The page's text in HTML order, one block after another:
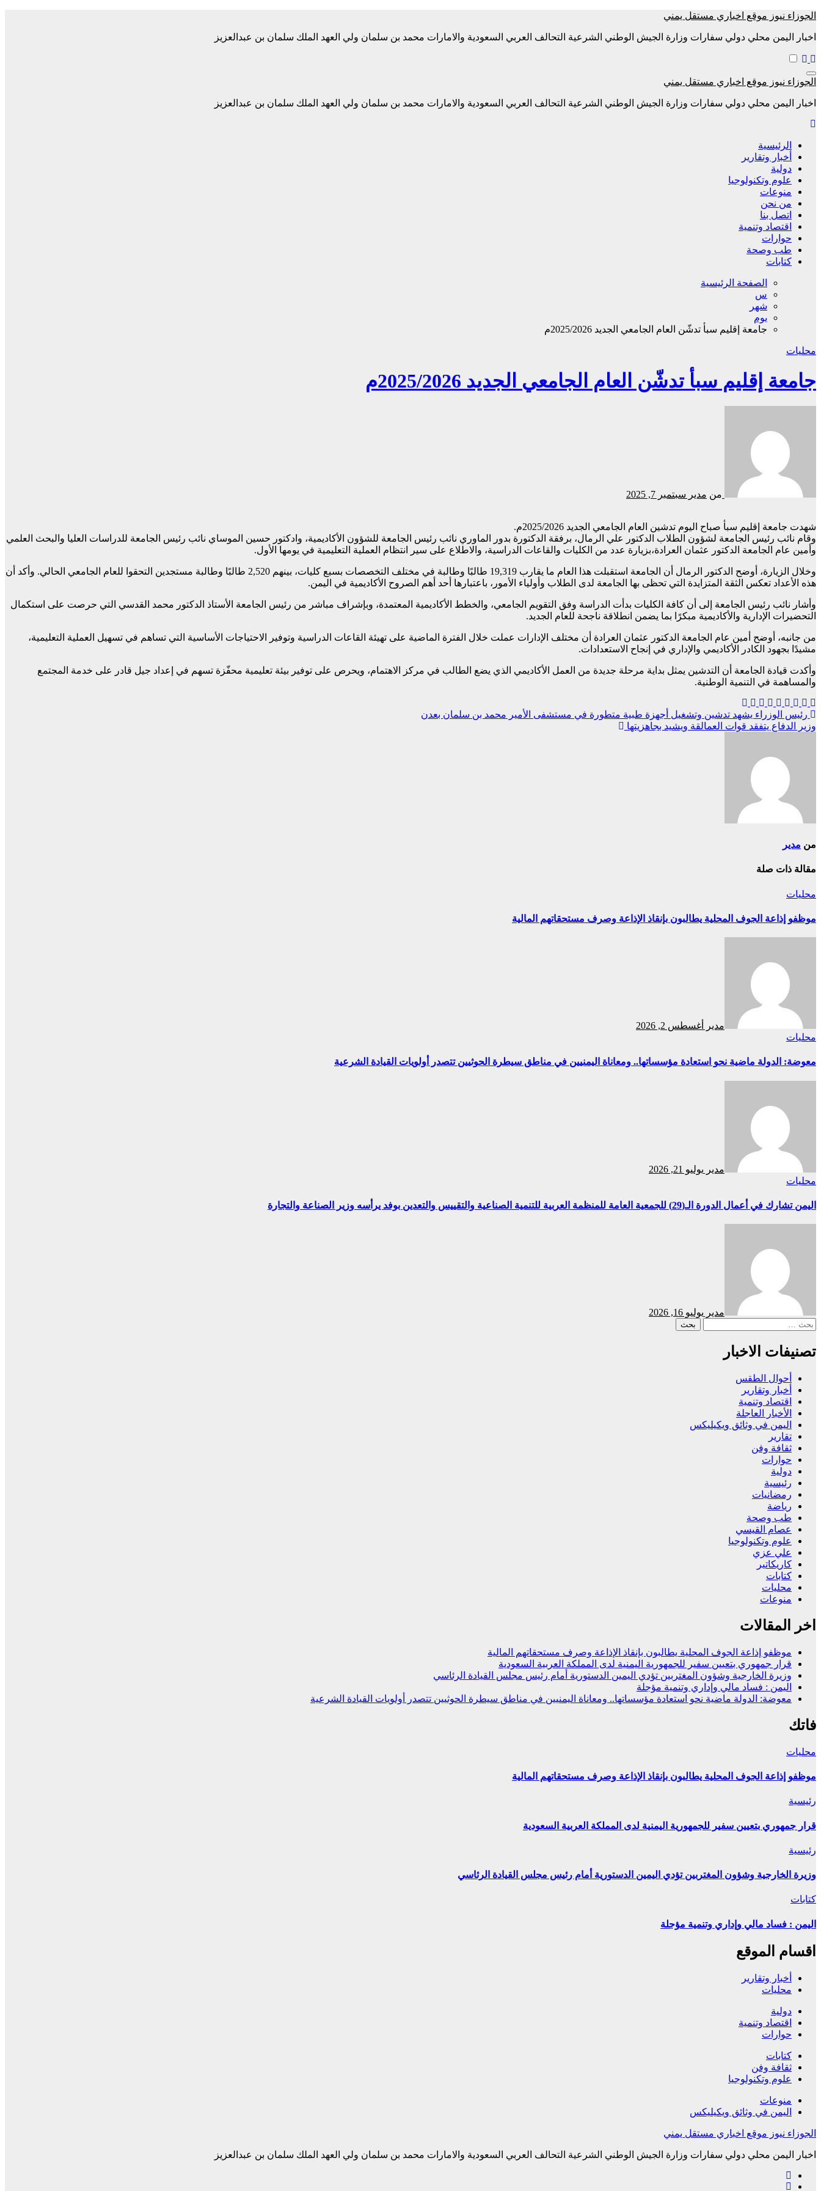
التجاوز
المحتوى
الجوزاء نيوز موقع اخباري مستقل يمني
اخبار اليمن محلي دولي سفارات وزارة الجيش الوطني الشرعية التحالف العربي السعودية والامارات محمد بن سلمان ولي العهد الملك سلمان بن عبدالعزيز
الجوزاء نيوز موقع اخباري مستقل يمني
اخبار اليمن محلي دولي سفارات وزارة الجيش الوطني الشرعية التحالف العربي السعودية والامارات محمد بن سلمان ولي العهد الملك سلمان بن عبدالعزيز
الرئيسية
أخبار وتقارير
دولية
علوم وتكنولوجيا
منوعات
من نحن
اتصل بنا
اقتصاد وتنمية
حوارات
طب وصحة
كتابات
الصفحة الرئيسية
س
شهر
يوم
جامعة إقليم سبأ تدشّن العام الجامعي الجديد 2025/2026م
محليات
جامعة إقليم سبأ تدشّن العام الجامعي الجديد 2025/2026م
من مدير سبتمبر 7, 2025
شهدت جامعة إقليم سبأ صباح اليوم تدشين العام الجامعي الجديد 2025/2026م.
وقام نائب رئيس الجامعة لشؤون الطلاب الدكتور علي الرمال، برفقة الدكتورة بدور الماوري نائب رئيس الجامعة للشؤون الأكاديمية، وادكتور حسين الموساي نائب رئيس الجامعة للدراسات العليا والبحث العلمي
وأمين عام الجامعة الدكتور عثمان العرادة،بزيارة عدد من الكليات والقاعات الدراسية، والاطلاع على سير انتظام العملية التعليمية في يومها الأول.
وخلال الزيارة، أوضح الدكتور الرمال أن الجامعة استقبلت هذا العام ما يقارب 19,319 طالبًا وطالبة في مختلف التخصصات بسبع كليات، بينهم 2,520 طالبًا وطالبة مستجدين التحقوا للعام الجامعي الحالي. وأكد أن
هذه الأعداد تعكس الثقة المتزايدة التي تحظى بها الجامعة لدى الطلاب وأولياء الأمور، باعتبارها أحد أهم الصروح الأكاديمية في اليمن.
وأشار نائب رئيس الجامعة إلى أن كافة الكليات بدأت الدراسة وفق التقويم الجامعي، والخطط الأكاديمية المعتمدة، وبإشراف مباشر من رئيس الجامعة الأستاذ الدكتور محمد القدسي التي حرصت على استكمال
التحضيرات الإدارية والأكاديمية مبكرًا بما يضمن انطلاقة ناجحة للعام الجديد.
من جانبه، أوضح أمين عام الجامعة الدكتور عثمان العرادة أن مختلف الإدارات عملت خلال الفترة الماضية على تهيئة القاعات الدراسية وتوفير الاحتياجات الأساسية التي تساهم في تسهيل العملية التعليمية،
مشيدًا بجهود الكادر الأكاديمي والإداري في إنجاح الاستعدادات.
وأكدت قيادة الجامعة أن التدشين يمثل بداية مرحلة جديدة من العمل الأكاديمي الذي يضع الطالب في مركز الاهتمام، ويحرص على توفير بيئة تعليمية محفّزة تسهم في إعداد جيل قادر على خدمة المجتمع
والمساهمة في التنمية الوطنية.
تصفّح
المقالات
رئيس الوزراء يشهد تدشين وتشغيل أجهزة طبية متطورة في مستشفى الأمير محمد بن سلمان بعدن
وزير الدفاع يتفقد قوات العمالقة ويشيد بجاهزيتها
من مدير
مقالة ذات صلة
محليات
موظفو إذاعة الجوف المحلية يطالبون بإنقاذ الإذاعة وصرف مستحقاتهم المالية
مدير
أغسطس 2, 2026
محليات
معوضة: الدولة ماضية نحو استعادة مؤسساتها.. ومعاناة اليمنيين في مناطق سيطرة الحوثيين تتصدر أولويات القيادة الشرعية
مدير يوليو 21, 2026
محليات
اليمن تشارك في أعمال الدورة الـ(29) للجمعية العامة للمنظمة العربية للتنمية الصناعية والتقييس والتعدين بوفد يرأسه وزير الصناعة والتجارة
مدير يوليو 16, 2026
البحث
تصنيفات الاخبار
أحوال الطقس
أخبار وتقارير
اقتصاد وتنمية
الأخبار العاجلة
اليمن في وثائق ويكيليكس
تقارير
ثقافة وفن
حوارات
دولية
رئيسية
رمضانيات
رياضة
طب وصحة
عصام القيسي
علوم وتكنولوجيا
علي عزي
كاريكاتير
كتابات
محليات
منوعات
اخر المقالات
موظفو إذاعة الجوف المحلية يطالبون بإنقاذ الإذاعة وصرف مستحقاتهم المالية
قرار جمهوري بتعيين سفير للجمهورية اليمنية لدى المملكة العربية السعودية
وزيرة الخارجية وشؤون المغتربين تؤدي اليمين الدستورية أمام رئيس مجلس القيادة الرئاسي
اليمن : فساد مالي وإداري وتنمية مؤجلة
معوضة: الدولة ماضية نحو استعادة مؤسساتها.. ومعاناة اليمنيين في مناطق سيطرة الحوثيين تتصدر أولويات القيادة الشرعية
فاتك
محليات
موظفو إذاعة الجوف المحلية يطالبون بإنقاذ الإذاعة وصرف مستحقاتهم المالية
رئيسية
قرار جمهوري بتعيين سفير للجمهورية اليمنية لدى المملكة العربية السعودية
رئيسية
وزيرة الخارجية وشؤون المغتربين تؤدي اليمين الدستورية أمام رئيس مجلس القيادة الرئاسي
كتابات
اليمن : فساد مالي وإداري وتنمية مؤجلة
اقسام الموقع
أخبار وتقارير
محليات
دولية
اقتصاد وتنمية
حوارات
كتابات
ثقافة وفن
علوم وتكنولوجيا
منوعات
اليمن في وثائق ويكيليكس
الجوزاء نيوز موقع اخباري مستقل يمني
اخبار اليمن محلي دولي سفارات وزارة الجيش الوطني الشرعية التحالف العربي السعودية والامارات محمد بن سلمان ولي العهد الملك سلمان بن عبدالعزيز